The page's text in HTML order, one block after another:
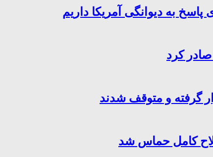
به دیوانگی آمریکا داریم
کرد
گرفته و متوقف شدند
کامل حماس شد